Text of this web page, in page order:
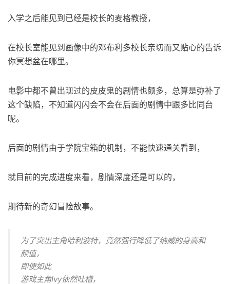
入学之后能见到已经是校长的麦格教授，
在校长室能见到画像中的邓布利多校长亲切而又贴心的告诉
你冥想盆在哪里。
电影中都不曾出现过的皮皮鬼的剧情也颇多，总算是弥补了
这个缺陷，不知道闪闪会不会在后面的剧情中跟多比同台
呢。
后面的剧情由于学院宝箱的机制，不能快速通关看到，
就目前的完成进度来看，剧情深度还是可以的，
期待新的奇幻冒险故事。
为了突出主角哈利波特，竟然强行降低了纳威的身高和
颜值，
即便如此
游戏主角Ivy依然吐槽，